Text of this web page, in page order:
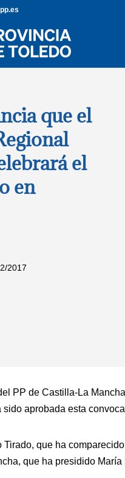
que el
el
en
2017
PP de Castilla-La
sido aprobada esta
que ha
que ha presidido